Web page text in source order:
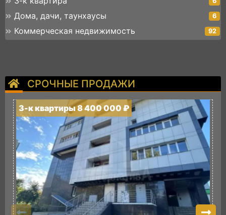
Дома, дачи, таунхаусы 6
Коммерческая недвижимость 92
СРОЧНЫЕ ПРОДАЖИ
3-к квартиры 8 400 000 ₽